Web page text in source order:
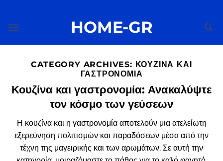
περιεχόμενο
HOME-GR
CATEGORY ARCHIVES: ΚΟΥΖΊΝΑ ΚΑΙ
ΓΑΣΤΡΟΝΟΜΊΑ
Κουζίνα και γαστρονομία: Ανακαλύψτε
τον κόσμο των γεύσεων
Η κουζίνα και η γαστρονομία αποτελούν μια ατελείωτη
εξερεύνηση πολιτισμών και παραδόσεων μέσα από την
τέχνη της μαγειρικής και των αρωμάτων. Σε αυτή την